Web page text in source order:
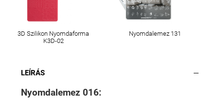
3D Szilikon Nyomdaforma
K3D-02
Nyomdalemez 131
LEÍRÁS
Nyomdalemez 016: